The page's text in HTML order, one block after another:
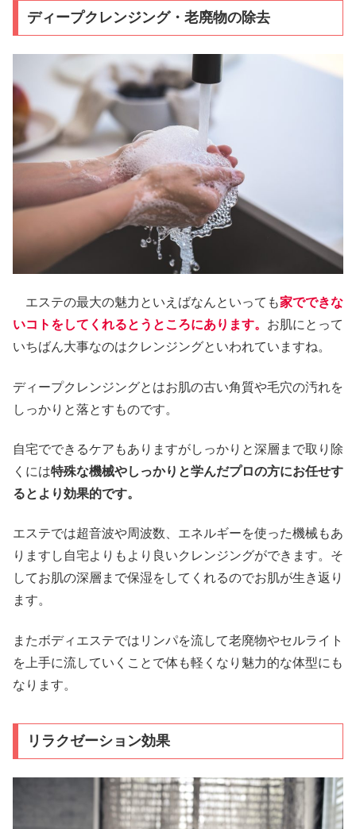
ディープクレンジング・老廃物の除去
エステの最大の魅力といえばなんといっても家でできな
いコトをしてくれるとうところにあります。 お肌にとって
いちばん大事なのはクレンジングといわれていますね。
ディープクレンジングとはお肌の古い角質や毛穴の汚れを
しっかりと落とすものです。
自宅でできるケアもありますがしっかりと深層まで取り除
くには特殊な機械やしっかりと学んだプロの方にお任せす
るとより効果的です。
エステでは超音波や周波数、エネルギーを使った機械もあ
りますし自宅よりもより良いクレンジングができます。そ
してお肌の深層まで保湿をしてくれるのでお肌が生き返り
ます。
またボディエステではリンパを流して老廃物やセルライト
を上手に流していくことで体も軽くなり魅力的な体型にも
なります。
リラクゼーション効果